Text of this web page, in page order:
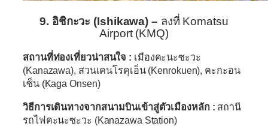
9. อิชิกะวะ (Ishikawa) – ลงที่ Komatsu
Airport (KMQ)
สถานที่ท่องเที่ยวน่าสนใจ : เมืองคะนะซะวะ
(Kanazawa), สวนเคนโรคุเอ็น (Kenrokuen), คะกะอน
เซ็น (Kaga Onsen)
วิธีการเดินทางจากสนามบินเข้าสู่ตัวเมืองหลัก : สถานี
รถไฟคะนะซะวะ (Kanazawa Station)